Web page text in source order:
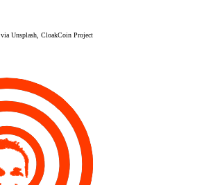
via Unsplash, CloakCoin Project